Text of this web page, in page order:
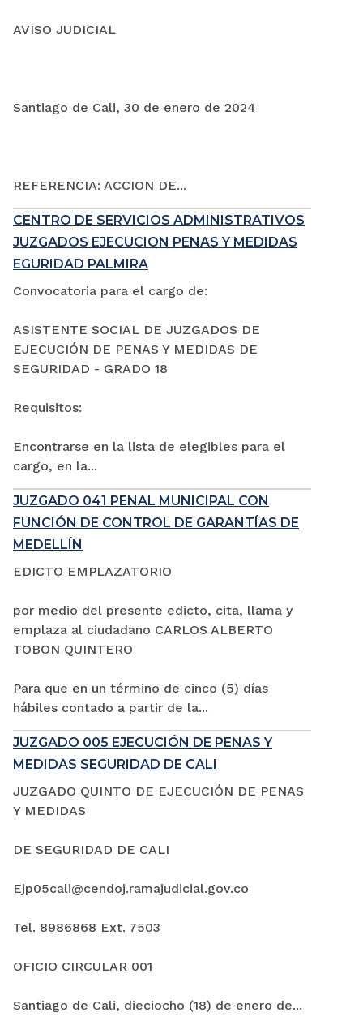
AVISO JUDICIAL
Santiago de Cali, 30 de enero de 2024
REFERENCIA: ACCION DE...
CENTRO DE SERVICIOS ADMINISTRATIVOS
JUZGADOS EJECUCION PENAS Y MEDIDAS
EGURIDAD PALMIRA
Convocatoria para el cargo de:
ASISTENTE SOCIAL DE JUZGADOS DE
EJECUCIÓN DE PENAS Y MEDIDAS DE
SEGURIDAD - GRADO 18
Requisitos:
Encontrarse en la lista de elegibles para el
cargo, en la...
JUZGADO 041 PENAL MUNICIPAL CON
FUNCIÓN DE CONTROL DE GARANTÍAS DE
MEDELLÍN
EDICTO EMPLAZATORIO
por medio del presente edicto, cita, llama y
emplaza al ciudadano CARLOS ALBERTO
TOBON QUINTERO
Para que en un término de cinco (5) días
hábiles contado a partir de la...
JUZGADO 005 EJECUCIÓN DE PENAS Y
MEDIDAS SEGURIDAD DE CALI
JUZGADO QUINTO DE EJECUCIÓN DE PENAS
Y MEDIDAS
DE SEGURIDAD DE CALI
Ejp05cali@cendoj.ramajudicial.gov.co
Tel. 8986868 Ext. 7503
OFICIO CIRCULAR 001
Santiago de Cali, dieciocho (18) de enero de...